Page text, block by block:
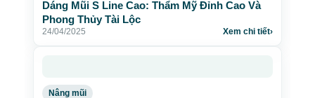
Dáng Mũi S Line Cao: Thẩm Mỹ Đỉnh Cao Và
Phong Thủy Tài Lộc
24/04/2025 Xem chi tiết›
Nâng mũi